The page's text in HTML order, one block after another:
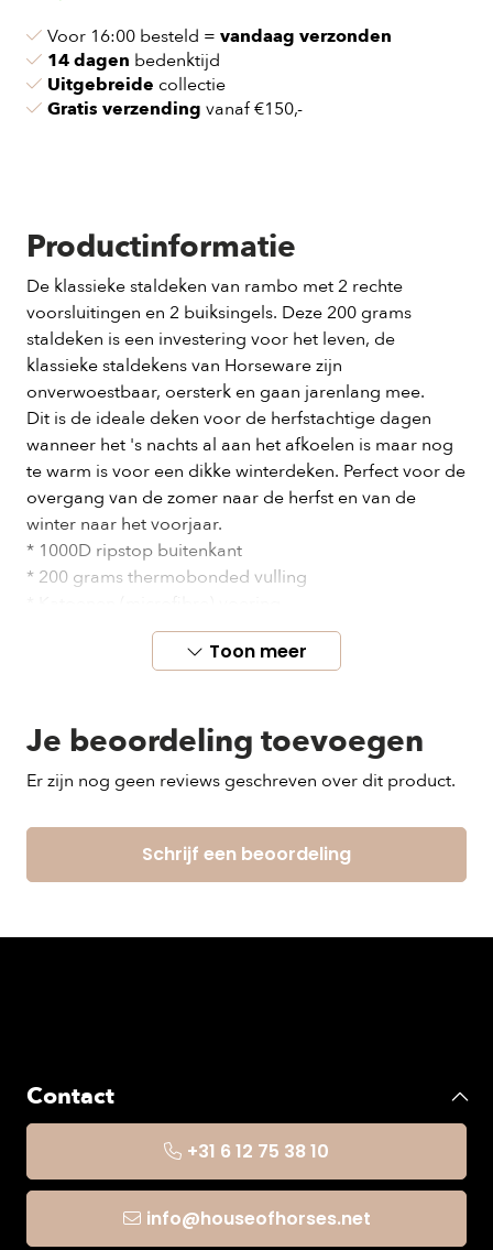
Voor 16:00 besteld = vandaag verzonden
14 dagen bedenktijd
Uitgebreide collectie
Gratis verzending vanaf €150,-
Productinformatie
De klassieke staldeken van rambo met 2 rechte
voorsluitingen en 2 buiksingels. Deze 200 grams
staldeken is een investering voor het leven, de
klassieke staldekens van Horseware zijn
onverwoestbaar, oersterk en gaan jarenlang mee.
Dit is de ideale deken voor de herfstachtige dagen
wanneer het 's nachts al aan het afkoelen is maar nog
te warm is voor een dikke winterdeken. Perfect voor de
overgang van de zomer naar de herfst en van de
winter naar het voorjaar.
* 1000D ripstop buitenkant
* 200 grams thermobonded vulling
* Geen staartflap
Toon meer
Je beoordeling toevoegen
Er zijn nog geen reviews geschreven over dit product.
Schrijf een beoordeling
Contact
+31 6 12 75 38 10
info@houseofhorses.net